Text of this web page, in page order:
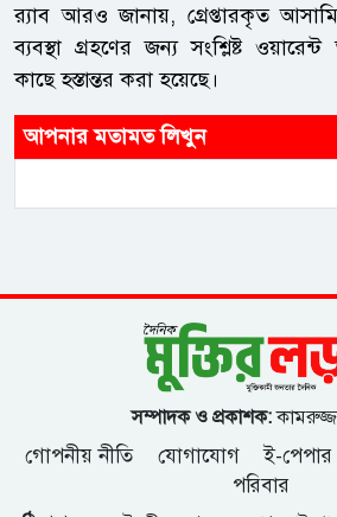
র‌্যাব আরও জানায়, গ্রেপ্তারকৃত
ব্যবস্থা গ্রহণের জন্য সংশ্লিষ্ট
কাছে হস্তান্তর করা হয়েছে।
আপনার মতামত লিখুন
সম্পাদক ও প্রকাশক:
গোপনীয় নীতি যোগাযোগ ই-পেপার
পরিবার